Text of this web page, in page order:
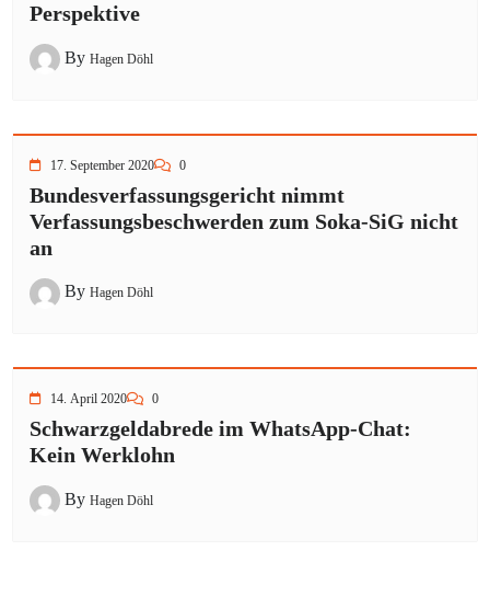
Perspektive
By Hagen Döhl
17. September 2020 0
Bundesverfassungsgericht nimmt
Verfassungsbeschwerden zum Soka-SiG nicht
an
By Hagen Döhl
14. April 2020 0
Schwarzgeldabrede im WhatsApp-Chat:
Kein Werklohn
By Hagen Döhl